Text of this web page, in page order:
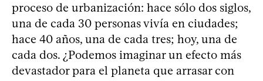
proceso de urbanización: hace sólo dos siglos,
una de cada 30 personas vivía en ciudades;
hace 40 años, una de cada tres; hoy, una de
cada dos. ¿Podemos imaginar un efecto más
devastador para el planeta que arrasar con